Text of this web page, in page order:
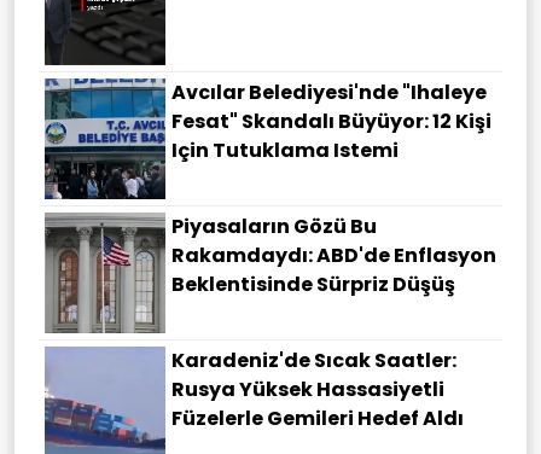
Avcılar Belediyesi'nde "ihaleye
Fesat" Skandalı Büyüyor: 12 Kişi
Için Tutuklama Istemi
Piyasaların Gözü Bu
Rakamdaydı: ABD'de Enflasyon
Beklentisinde Sürpriz Düşüş
Karadeniz'de Sıcak Saatler:
Rusya Yüksek Hassasiyetli
Füzelerle Gemileri Hedef Aldı